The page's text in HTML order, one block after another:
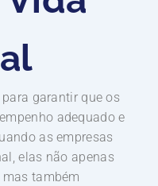
garantir que os
adequado e
as empresas
elas não apenas
também